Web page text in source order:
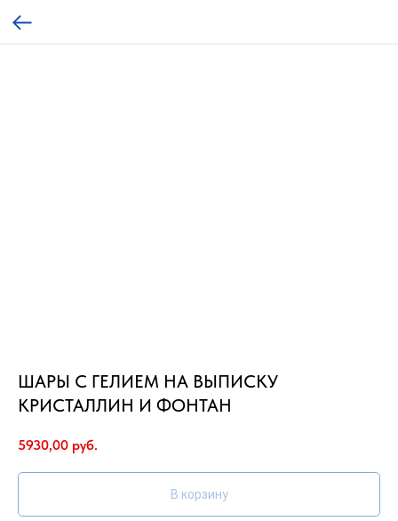
ШАРЫ С ГЕЛИЕМ НА ВЫПИСКУ
КРИСТАЛЛИН И ФОНТАН
5930,00 руб.
В корзину